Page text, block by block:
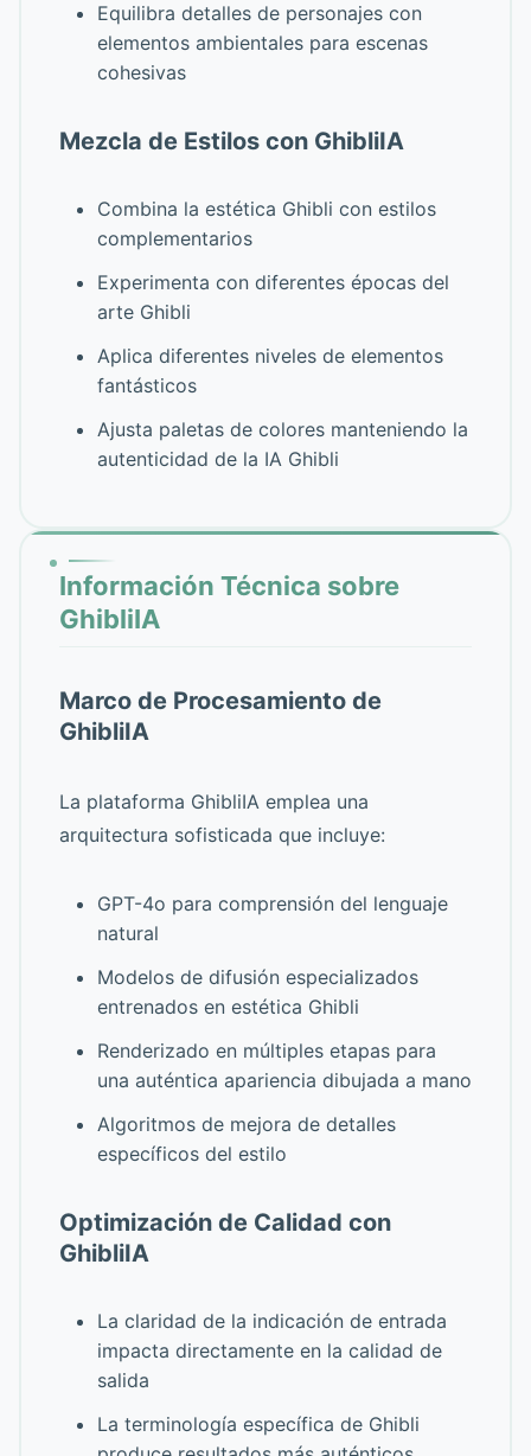
Equilibra detalles de personajes con
elementos ambientales para escenas
cohesivas
Mezcla de Estilos con GhibliIA
Combina la estética Ghibli con estilos
complementarios
Experimenta con diferentes épocas del
arte Ghibli
Aplica diferentes niveles de elementos
fantásticos
Ajusta paletas de colores manteniendo la
autenticidad de la IA Ghibli
Información Técnica sobre
GhibliIA
Marco de Procesamiento de
GhibliIA
La plataforma GhibliIA emplea una
arquitectura sofisticada que incluye:
GPT-4o para comprensión del lenguaje
natural
Modelos de difusión especializados
entrenados en estética Ghibli
Renderizado en múltiples etapas para
una auténtica apariencia dibujada a mano
Algoritmos de mejora de detalles
específicos del estilo
Optimización de Calidad con
GhibliIA
La claridad de la indicación de entrada
impacta directamente en la calidad de
salida
La terminología específica de Ghibli